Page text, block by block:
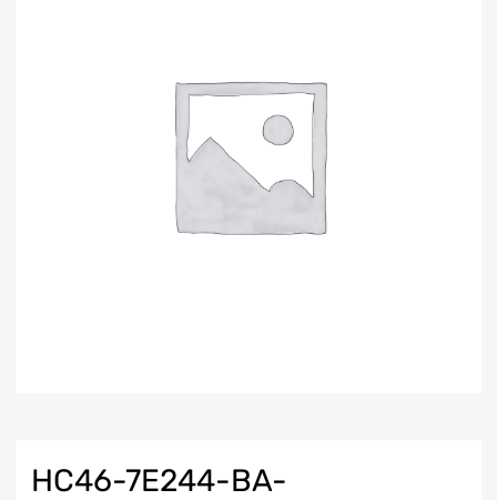
HC46-7E244-BA-